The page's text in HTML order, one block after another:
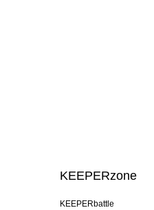
KEEPERzone
KEEPERbattle